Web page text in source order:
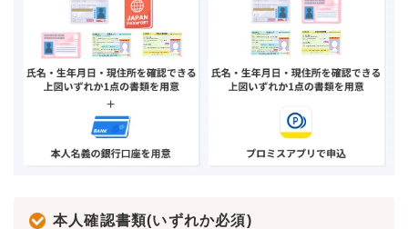
本人確認書類(いずれか必須)